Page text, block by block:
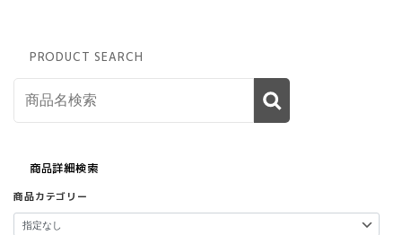
PRODUCT SEARCH
商品詳細検索
商品カテゴリー